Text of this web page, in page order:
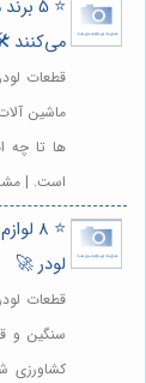
⭐️ 5
می‌کنند
قطعات
ماشین
ها تا چه
است. |
⭐️ 8
لودر 🚀
قطعات
سنگین و
کشاورزی